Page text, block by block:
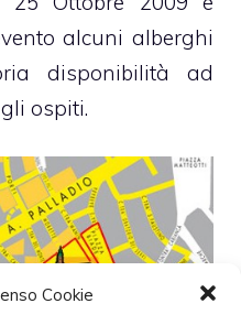
Cookie
alcuni alberghi
disponibilità ad
ospiti.